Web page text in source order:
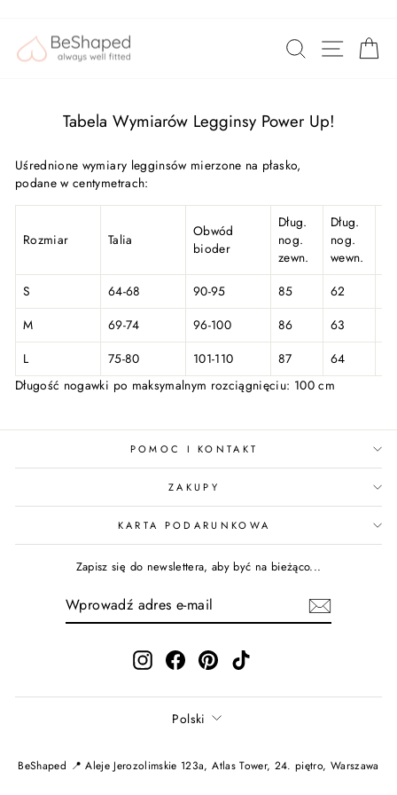
treści
SZUKAJ
Tabela Wymiarów Legginsy Power Up!
Uśrednione wymiary legginsów mierzone na płasko,
podane w centymetrach:
Rozmiar Talia
Obwód
bioder
Dług.
nog.
zewn.
Dług.
nog.
wewn.
S 64-68 90-95 85 62
M
69-74 96-100 86 63
L
75-80 101-110 87 64
Długość nogawki po maksymalnym rozciągnięciu: 100 cm
POMOC I KONTAKT
ZAKUPY
KARTA PODARUNKOWA
Zapisz się do newslettera, aby być na bieżąco...
InstagramFacebookPinterest
Język
Polski
BeShaped 📍 Aleje Jerozolimskie 123a, Atlas Tower, 24. piętro, Warszawa